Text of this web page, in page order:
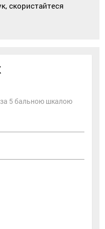
скористайтеся
за 5 бальною шкалою